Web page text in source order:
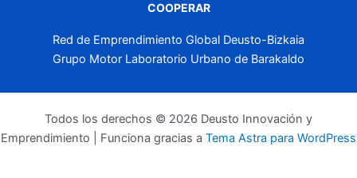
COOPERAR
Red de Emprendimiento Global Deusto-Bizkaia
Grupo Motor Laboratorio Urbano de Barakaldo
Todos los derechos © 2026 Deusto Innovación y
Emprendimiento | Funciona gracias a Tema Astra para WordPress